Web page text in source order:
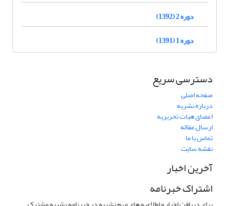
دوره 2 (1392)
دوره 1 (1391)
دسترسی سریع
صفحه اصلی
درباره نشریه
اعضای هیات تحریریه
ارسال مقاله
تماس با ما
نقشه سایت
آخرین اخبار
اشتراک خبرنامه